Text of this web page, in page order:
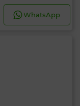
WhatsApp